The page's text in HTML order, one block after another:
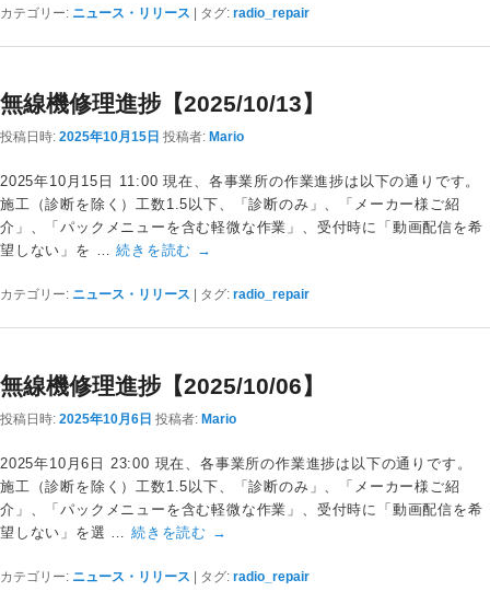
カテゴリー: ニュース・リリース | タグ: radio_repair
無線機修理進捗【2025/10/13】
投稿日時: 2025年10月15日 投稿者: Mario
2025年10月15日 11:00 現在、各事業所の作業進捗は以下の通りです。
施工（診断を除く）工数1.5以下、「診断のみ」、「メーカー様ご紹
介」、「パックメニューを含む軽微な作業」、受付時に「動画配信を希
望しない」を …続きを読む →
カテゴリー: ニュース・リリース タグ: radio_repair
無線機修理進捗【2025/10/06】
投稿日時: 2025年10月6日 投稿者: Mario
2025年10月6日 23:00 現在、各事業所の作業進捗は以下の通りです。
施工（診断を除く）工数1.5以下、「診断のみ」、「メーカー様ご紹
介」、「パックメニューを含む軽微な作業」、受付時に「動画配信を希
望しない」を選 …続きを読む →
カテゴリー: ニュース・リリース タグ: radio_repair